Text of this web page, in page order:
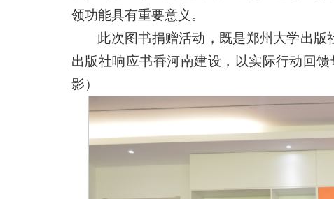
领功能具有重要意义。
此次图书捐赠活动，既是郑州大学出
出版社响应书香河南建设，以实际行动回
影）